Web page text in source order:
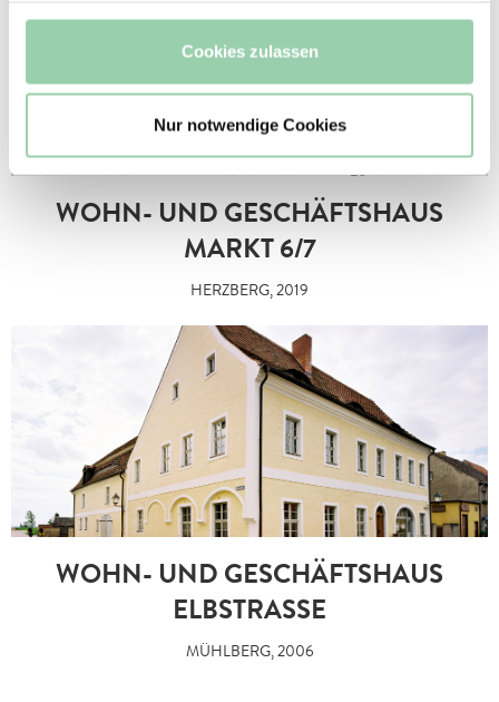
gesammelt haben.
Cookies zulassen
Nur notwendige Cookies
WOHN- UND GESCHÄFTSHAUS
MARKT 6/7
HERZBERG, 2019
WOHN- UND GESCHÄFTSHAUS
ELBSTRASSE
MÜHLBERG, 2006